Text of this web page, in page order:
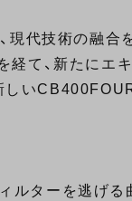
代技術の融合
経て、新たにエ
しい
ルターを逃げる